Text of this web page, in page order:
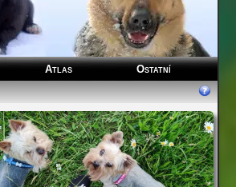
Atlas Ostatní